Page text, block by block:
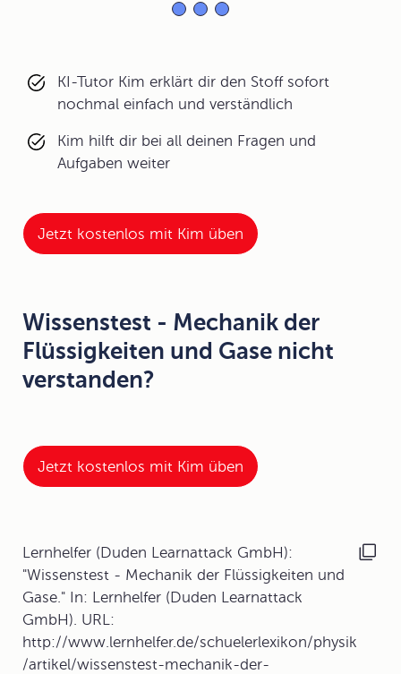
KI-Tutor Kim erklärt dir den Stoff sofort
nochmal einfach und verständlich
Kim hilft dir bei all deinen Fragen und
Aufgaben weiter
Jetzt kostenlos mit Kim üben
Wissenstest - Mechanik der
Flüssigkeiten und Gase nicht
verstanden?
Jetzt kostenlos mit Kim üben
Lernhelfer (Duden Learnattack GmbH):
"Wissenstest - Mechanik der Flüssigkeiten und
Gase." In: Lernhelfer (Duden Learnattack
GmbH). URL:
http://www.lernhelfer.de/schuelerlexikon/physik
/artikel/wissenstest-mechanik-der-